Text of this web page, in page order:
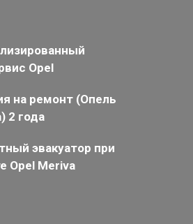
Opel
на ремонт (Опель
2 года
эвакуатор при
Opel Meriva